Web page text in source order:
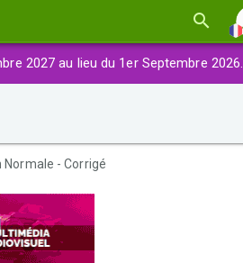
2027 au lieu du 1er Septembre 2026.
Normale - Corrigé